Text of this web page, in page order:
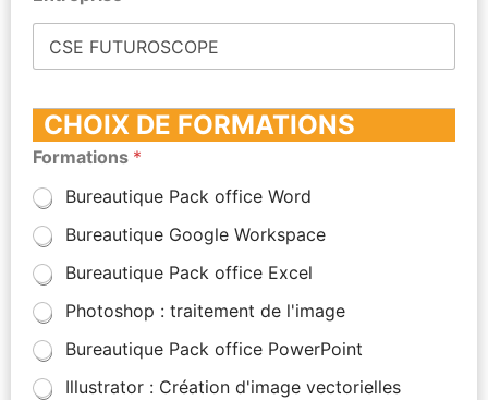
CHOIX DE FORMATIONS
Formations *
Bureautique Pack office Word
Bureautique Google Workspace
Bureautique Pack office Excel
Photoshop : traitement de l'image
Bureautique Pack office PowerPoint
Illustrator : Création d'image vectorielles